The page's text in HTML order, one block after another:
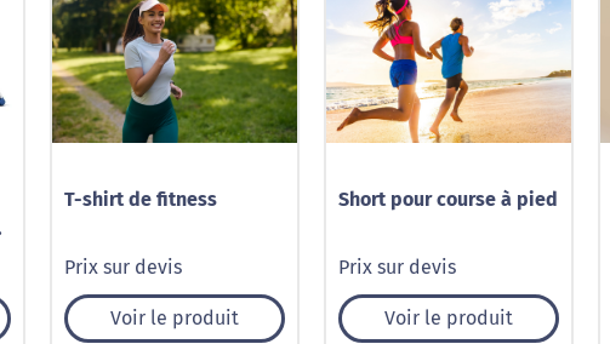
T-shirt de fitness
Prix sur devis
Voir le produit
Short pour course à pied
Prix sur devis
Voir le produit